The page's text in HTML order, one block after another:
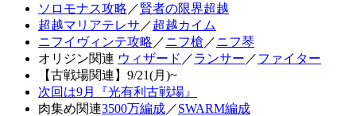
ソロモナス攻略 ／賢者の限界超越
超越マリアテレサ ／超越カイム
ニフイヴィンテ攻略 ／ニフ槍 ／ニフ琴
オリジン関連 ウィザード ／ランサー ／ファイター
【古戦場関連】9/21(月)~
次回は9月『光有利古戦場』
肉集め関連3500万編成／SWARM編成